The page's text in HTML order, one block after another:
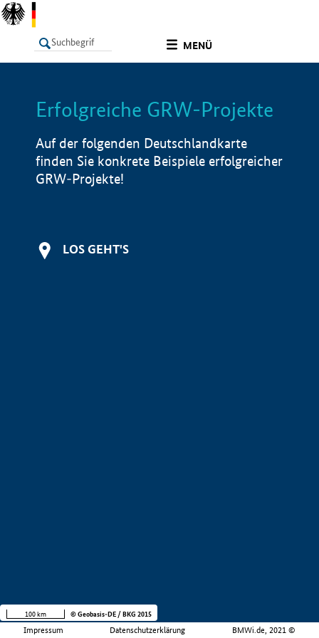
MENÜ
LISTE Info
Erfolgreiche GRW-Projekte
Auf der folgenden Deutschlandkarte
finden Sie konkrete Beispiele erfolgreicher
GRW-Projekte!
LOS GEHT'S
Impressum Datenschutzerklärung BMWi.de, 2021 ©
100 km © Geobasis-DE / BKG 2015